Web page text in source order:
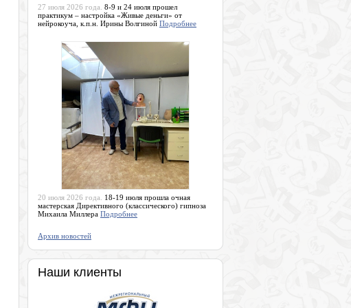
27 июля 2026 года. 8-9 и 24 июля прошел
практикум – настройка «Живые деньги» от
нейрокоуча, к.п.н. Ирины Волгиной Подробнее
20 июля 2026 года.
18-19 июля прошла очная
мастерская Директивного (классического) гипноза
Михаила Миллера Подробнее
Архив новостей
Наши клиенты